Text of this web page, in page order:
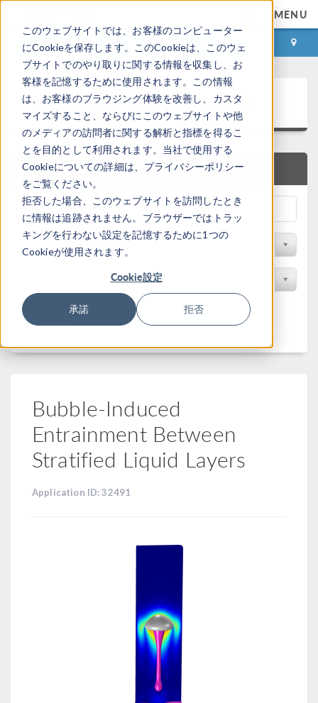
このウェブサイトでは、お客様のコンピューター
にCookieを保存します。このCookieは、このウェ
ブサイトでのやり取りに関する情報を収集し、お
客様を記憶するために使用されます。この情報
は、お客様のブラウジング体験を改善し、カスタ
マイズすること、ならびにこのウェブサイトや他
のメディアの訪問者に関する解析と指標を得るこ
とを目的として利用されます。当社で使用する
Cookieについての詳細は、プライバシーポリシー
をご覧ください。
拒否した場合、このウェブサイトを訪問したとき
に情報は追跡されません。ブラウザーではトラッ
キングを行わない設定を記憶するために1つの
Cookieが使用されます。
Cookie設定
承諾 拒否
MENU
ログイン お問い合わせ
アプリケーションギャラリ
クイック検索
分野でフィルター
フィルター
Bubble-Induced
Entrainment Between
Stratified Liquid Layers
Application ID: 32491